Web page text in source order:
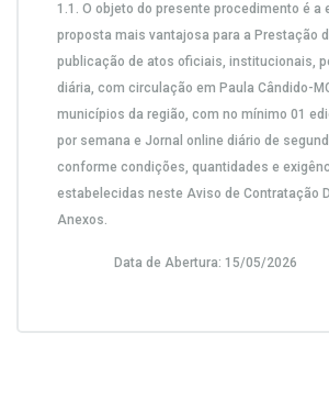
1.1. O objeto do presente procedimento é a
proposta mais vantajosa para a Prestação
publicação de atos oficiais, institucionais,
diária, com circulação em Paula Cândido-
municípios da região, com no mínimo 01
por semana e Jornal online diário de
conforme condições, quantidades e
estabelecidas neste Aviso de Contratação
Anexos.
Data de Abertura: 15/05/2026